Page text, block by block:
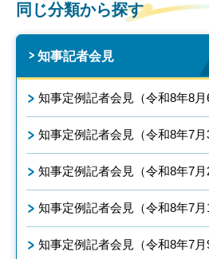
同じ分類から探す
知事記者会見
知事定例記者会見（令和8年8月
知事定例記者会見（令和8年7月
知事定例記者会見（令和8年7月
知事定例記者会見（令和8年7月
知事定例記者会見（令和8年7月